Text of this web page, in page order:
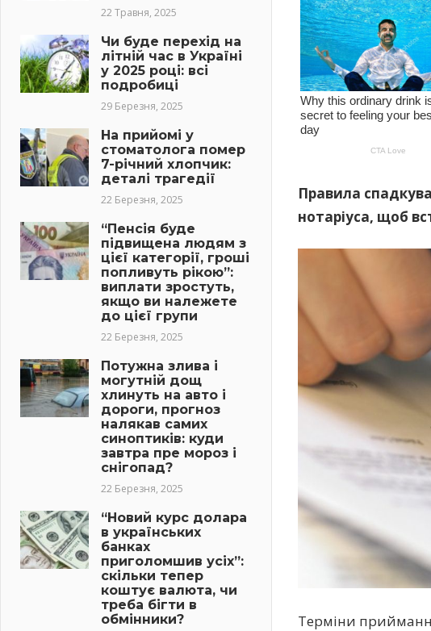
Правила
нотаріуса, щоб
Терміни
22 Травня, 2025
Чи буде перехід на
літній час в Україні
у 2025 році: всі
подробиці
29 Березня, 2025
На прийомі у
стоматолога помер
7-річний хлопчик:
деталі трагедії
22 Березня, 2025
“Пенсія буде
підвищена людям з
цієї категорії, гроші
попливуть рікою”:
виплати зростуть,
якщо ви належете
до цієї групи
22 Березня, 2025
Потужна злива і
могутній дощ
хлинуть на авто і
дороги, прогноз
налякав самих
синоптиків: куди
завтра пре мороз і
снігопад?
22 Березня, 2025
“Новий курс долара
в українських
банках
приголомшив усіх”:
скільки тепер
коштує валюта, чи
треба бігти в
обмінники?